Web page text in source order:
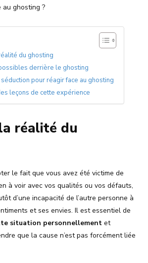
au ghosting ?
du ghosting
derrière le ghosting
pour réagir face au ghosting
leçons de cette expérience
réalité du
le fait que vous avez été victime de
à voir avec vos qualités ou vos défauts,
d’une incapacité de l’autre personne à
et ses envies. Il est essentiel de
situation personnellement et
que la cause n’est pas forcément liée